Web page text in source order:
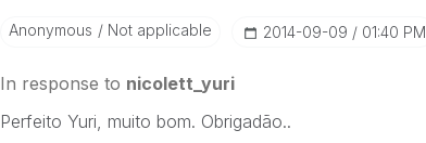
Anonymous Not applicable ‎2014-09-09 01:40 PM
In response to nicolett_yuri
Perfeito Yuri, muito bom. Obrigadão..